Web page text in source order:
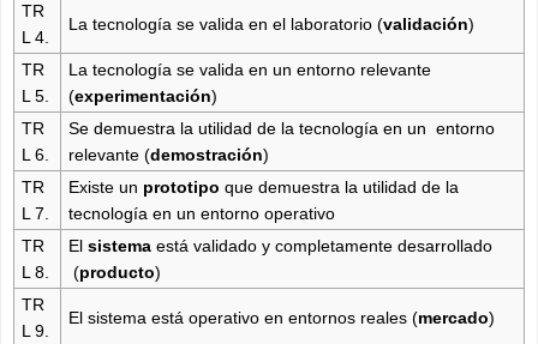
TR
L 4.
La tecnología se valida en el laboratorio (validación)
TR
L 5.
La tecnología se valida en un entorno relevante
(experimentación)
TR
L 6.
Se demuestra la utilidad de la tecnología en un entorno
relevante (demostración)
TR
L 7.
Existe un prototipo que demuestra la utilidad de la
tecnología en un entorno operativo
TR
L 8.
El sistema está validado y completamente desarrollado
(producto)
TR
L 9.
El sistema está operativo en entornos reales (mercado)